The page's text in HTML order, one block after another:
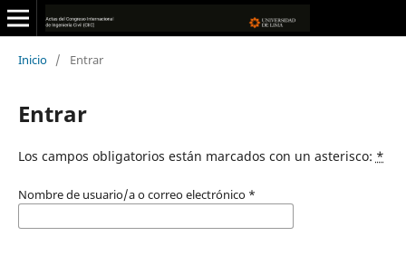
Inicio / Entrar
Entrar
Los campos obligatorios están marcados con un asterisco: *
Nombre de usuario/a o correo electrónico *